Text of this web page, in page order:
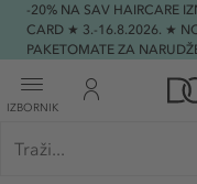
-20% NA SAV HAIRCARE
CARD ★ 3.-16.8.2026. ★
PAKETOMATE ZA
IZBORNIK